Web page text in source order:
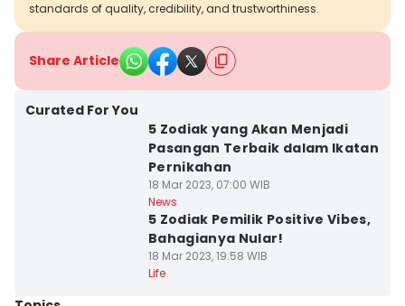
standards of quality, credibility, and trustworthiness.
Share Article
Curated For You
5 Zodiak yang Akan Menjadi
Pasangan Terbaik dalam Ikatan
Pernikahan
18 Mar 2023, 07:00 WIB
News
5 Zodiak Pemilik Positive Vibes,
Bahagianya Nular!
18 Mar 2023, 19:58 WIB
Life